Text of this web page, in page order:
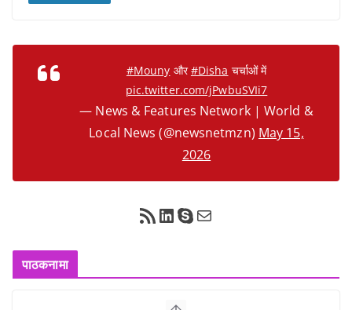
#Mouny और#Disha चर्चाओं में
pic.twitter.com/jPwbuSVIi7
— News & Features Network | World &
Local News (@newsnetmzn) May 15,
2026
RSS Feed LinkedIn Skype Mail
पाठकनामा